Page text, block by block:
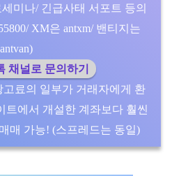
미나/ 긴급사태 서포트 등의
XM은 antxm/ 밴티지는
antvan)
채널로 문의하기
료의 일부가 거래자에게 환
트에서 개설한 계좌보다 훨씬
매 가능! (스프레드는 동일)